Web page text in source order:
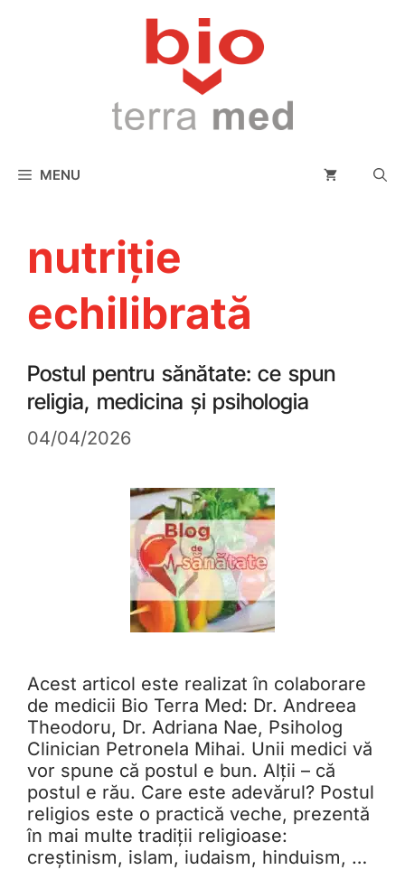
MENU
nutriție
echilibrată
Postul pentru sănătate: ce spun
religia, medicina și psihologia
04/04/2026
Acest articol este realizat în colaborare
de medicii Bio Terra Med: Dr. Andreea
Theodoru, Dr. Adriana Nae, Psiholog
Clinician Petronela Mihai. Unii medici vă
vor spune că postul e bun. Alții – că
postul e rău. Care este adevărul? Postul
religios este o practică veche, prezentă
în mai multe tradiții religioase:
creștinism, islam, iudaism, hinduism, …